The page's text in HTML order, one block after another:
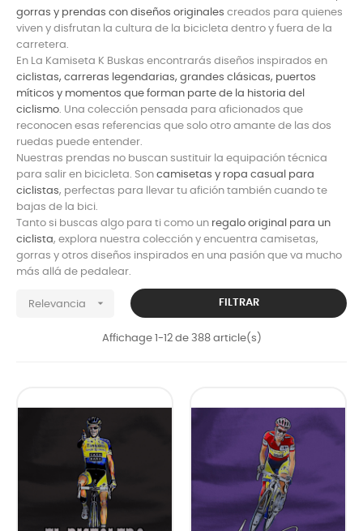
gorras y prendas con diseños originales creados para quienes
viven y disfrutan la cultura de la bicicleta dentro y fuera de la
carretera.
En La Kamiseta K Buskas encontrarás diseños inspirados en
ciclistas, carreras legendarias, grandes clásicas, puertos
míticos y momentos que forman parte de la historia del
ciclismo. Una colección pensada para aficionados que
reconocen esas referencias que solo otro amante de las dos
ruedas puede entender.
Nuestras prendas no buscan sustituir la equipación técnica
para salir en bicicleta. Son camisetas y ropa casual para
ciclistas, perfectas para llevar tu afición también cuando te
bajas de la bici.
Tanto si buscas algo para ti como un regalo original para un
ciclista, explora nuestra colección y encuentra camisetas,
gorras y otros diseños inspirados en una pasión que va mucho
más allá de pedalear.
Relevancia  FILTRAR
Affichage 1-12 de 388 article(s)